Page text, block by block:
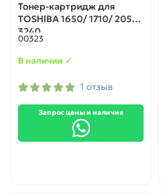
Тонер-картридж для
TOSHIBA 1650/ 1710/ 2050/
3240
00323
В наличии ✓
1 отзыв
Запрос цены и наличия